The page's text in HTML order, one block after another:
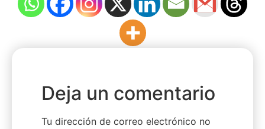
Deja un comentario
Tu dirección de correo electrónico no